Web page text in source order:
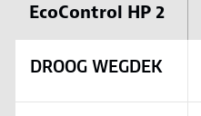
EcoControl HP 2
DROOG WEGDEK